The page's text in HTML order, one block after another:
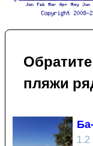
пляжи
1.2